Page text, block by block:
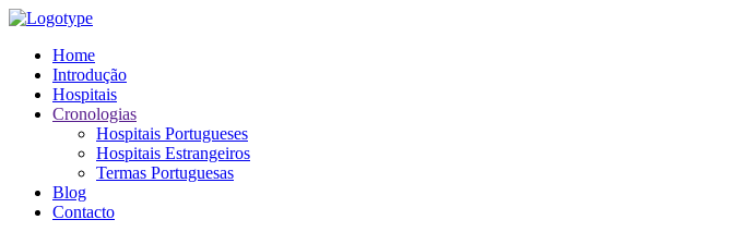
Home
Introdução
Hospitais
Cronologias
Hospitais Portugueses
Hospitais Estrangeiros
Termas Portuguesas
Blog
Contacto